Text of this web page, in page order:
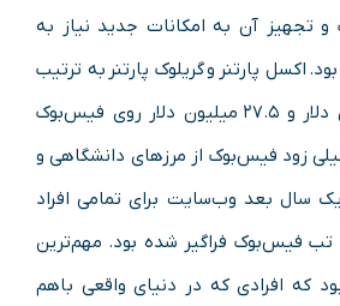
تجهیز آن به امکانات جدید نیاز به
اکسل پارتنر و گریلوک پارتنر به ترتیب
به میزان ۱۲.۷ میلیون دلار و ۲۷.۵ میلیون دلار روی فیس‌بوک
زود فیس‌بوک از مرزهای دانشگاهی و
سال بعد وب‌سایت برای تمامی افراد
شد. تب فیس‌بوک فراگیر شده بود. مهم‌ترین
که افرادی که در دنیای واقعی باهم